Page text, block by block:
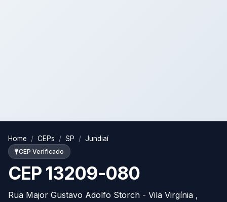
Home CEPs SP Jundiaí
CEP Verificado
CEP 13209-080
Rua Major Gustavo Adolfo Storch - Vila Virgínia ,